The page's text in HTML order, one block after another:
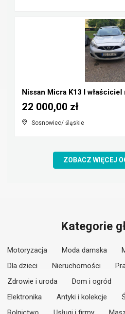
Nissan Micra K13 I
Sosnowiec/ śląskie
22 000,00 zł
ZOBACZ WIĘCEJ
Kategorie
Motoryzacja Moda damska
Dla dzieci
Nieruchomości
Zdrowie i uroda
Dom i ogród
Elektronika
Antyki i kolekcje